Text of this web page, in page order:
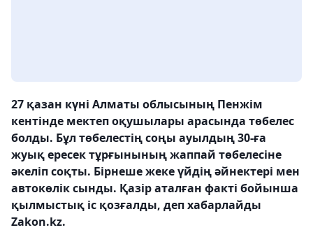
27 қазан күні Алматы облысының Пенжім
кентінде мектеп оқушылары арасында төбелес
болды. Бұл төбелестің соңы ауылдың 30-ға
жуық ересек тұрғынының жаппай төбелесіне
әкеліп соқты. Бірнеше жеке үйдің әйнектері мен
автокөлік сынды. Қазір аталған факті бойынша
қылмыстық іс қозғалды, деп хабарлайды
Zakon.kz.